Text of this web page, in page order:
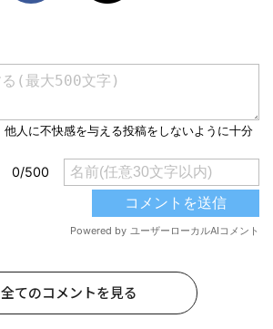
全てのコメントを見る